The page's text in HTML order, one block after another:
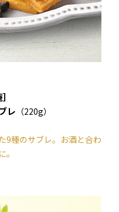
レ （220g）
9種のサブレ。お酒と合わ